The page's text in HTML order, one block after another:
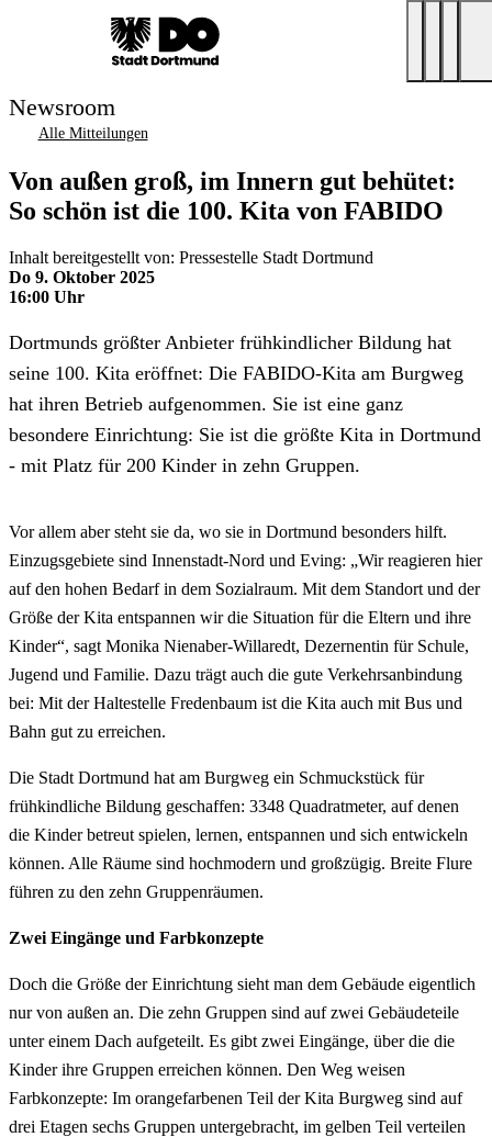
Newsroom
Alle Mitteilungen
Von außen groß, im Innern gut behütet:
So schön ist die 100. Kita von FABIDO
Inhalt bereitgestellt von: Pressestelle Stadt Dortmund
Do 9. Oktober 2025
16:00 Uhr
Dortmunds größter Anbieter frühkindlicher Bildung hat
seine 100. Kita eröffnet: Die FABIDO-Kita am Burgweg
hat ihren Betrieb aufgenommen. Sie ist eine ganz
besondere Einrichtung: Sie ist die größte Kita in Dortmund
- mit Platz für 200 Kinder in zehn Gruppen.
Vor allem aber steht sie da, wo sie in Dortmund besonders hilft.
Einzugsgebiete sind Innenstadt-Nord und Eving: „Wir reagieren hier
auf den hohen Bedarf in dem Sozialraum. Mit dem Standort und der
Größe der Kita entspannen wir die Situation für die Eltern und ihre
Kinder“, sagt Monika Nienaber-Willaredt, Dezernentin für Schule,
Jugend und Familie. Dazu trägt auch die gute Verkehrsanbindung
bei: Mit der Haltestelle Fredenbaum ist die Kita auch mit Bus und
Bahn gut zu erreichen.
Die Stadt Dortmund hat am Burgweg ein Schmuckstück für
frühkindliche Bildung geschaffen: 3348 Quadratmeter, auf denen
die Kinder betreut spielen, lernen, entspannen und sich entwickeln
können. Alle Räume sind hochmodern und großzügig. Breite Flure
führen zu den zehn Gruppenräumen.
Zwei Eingänge und Farbkonzepte
Doch die Größe der Einrichtung sieht man dem Gebäude eigentlich
nur von außen an. Die zehn Gruppen sind auf zwei Gebäudeteile
unter einem Dach aufgeteilt. Es gibt zwei Eingänge, über die die
Kinder ihre Gruppen erreichen können. Den Weg weisen
Farbkonzepte: Im orangefarbenen Teil der Kita Burgweg sind auf
drei Etagen sechs Gruppen untergebracht, im gelben Teil verteilen